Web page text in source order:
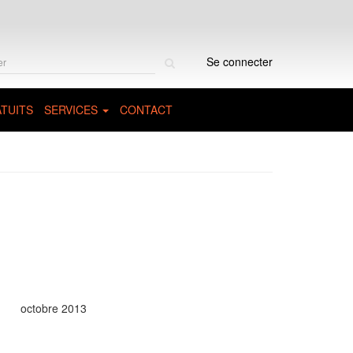
Se connecter
SERVICES CONTACT
octobre 2013